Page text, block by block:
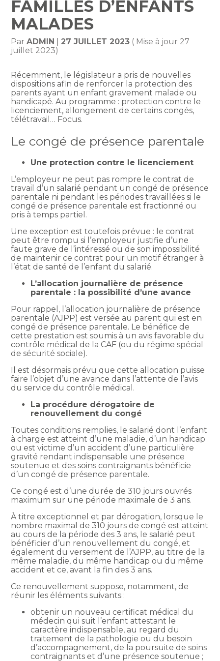
FAMILLES D’ENFANTS
MALADES
ParADMIN 27 JUILLET 2023 ( Mise à jour 27
juillet 2023)
Récemment, le législateur a pris de nouvelles
dispositions afin de renforcer la protection des
parents ayant un enfant gravement malade ou
handicapé. Au programme : protection contre le
licenciement, allongement de certains congés,
télétravail… Focus.
Le congé de présence parentale
Une protection contre le licenciement
L’employeur ne peut pas rompre le contrat de
travail d’un salarié pendant un congé de présence
parentale ni pendant les périodes travaillées si le
congé de présence parentale est fractionné ou
pris à temps partiel.
Une exception est toutefois prévue : le contrat
peut être rompu si l’employeur justifie d’une
faute grave de l’intéressé ou de son impossibilité
de maintenir ce contrat pour un motif étranger à
l’état de santé de l’enfant du salarié.
L’allocation journalière de présence
parentale : la possibilité d’une avance
Pour rappel, l’allocation journalière de présence
parentale (AJPP) est versée au parent qui est en
congé de présence parentale. Le bénéfice de
cette prestation est soumis à un avis favorable du
contrôle médical de la CAF (ou du régime spécial
de sécurité sociale).
Il est désormais prévu que cette allocation puisse
faire l’objet d’une avance dans l’attente de l’avis
du service du contrôle médical.
La procédure dérogatoire de
renouvellement du congé
Toutes conditions remplies, le salarié dont l’enfant
à charge est atteint d’une maladie, d’un handicap
ou est victime d’un accident d’une particulière
gravité rendant indispensable une présence
soutenue et des soins contraignants bénéficie
d’un congé de présence parentale.
Ce congé est d’une durée de 310 jours ouvrés
maximum sur une période maximale de 3 ans.
À titre exceptionnel et par dérogation, lorsque le
nombre maximal de 310 jours de congé est atteint
au cours de la période des 3 ans, le salarié peut
bénéficier d’un renouvellement du congé, et
également du versement de l’AJPP, au titre de la
même maladie, du même handicap ou du même
accident et ce, avant la fin des 3 ans.
Ce renouvellement suppose, notamment, de
réunir les éléments suivants :
obtenir un nouveau certificat médical du
médecin qui suit l’enfant attestant le
caractère indispensable, au regard du
traitement de la pathologie ou du besoin
d’accompagnement, de la poursuite de soins
contraignants et d’une présence soutenue ;